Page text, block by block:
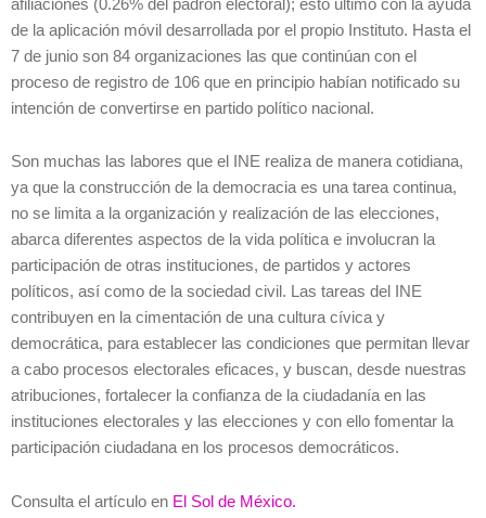
afiliaciones (0.26% del padrón electoral); esto último con la ayuda
de la aplicación móvil desarrollada por el propio Instituto. Hasta el
7 de junio son 84 organizaciones las que continúan con el
proceso de registro de 106 que en principio habían notificado su
intención de convertirse en partido político nacional.
Son muchas las labores que el INE realiza de manera cotidiana,
ya que la construcción de la democracia es una tarea continua,
no se limita a la organización y realización de las elecciones,
abarca diferentes aspectos de la vida política e involucran la
participación de otras instituciones, de partidos y actores
políticos, así como de la sociedad civil. Las tareas del INE
contribuyen en la cimentación de una cultura cívica y
democrática, para establecer las condiciones que permitan llevar
a cabo procesos electorales eficaces, y buscan, desde nuestras
atribuciones, fortalecer la confianza de la ciudadanía en las
instituciones electorales y las elecciones y con ello fomentar la
participación ciudadana en los procesos democráticos.
Consulta el artículo en El Sol de México.